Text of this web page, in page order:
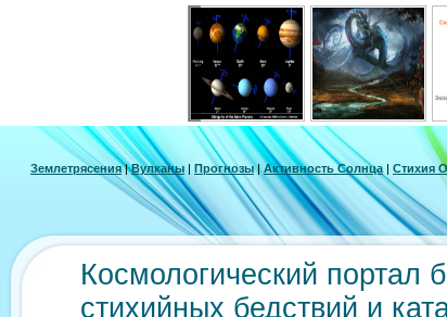
Землетрясения|Вулканы | Прогнозы|Активность Солнца | Стихия
Космологический портал
стихийных бедствий и